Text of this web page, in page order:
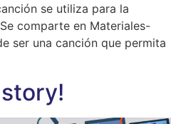
se utiliza para la
comparte en Materiales-
ser una canción que permita